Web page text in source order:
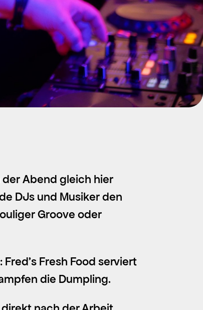
der Abend gleich hier
DJs und Musiker den
Groove oder
Fresh Food serviert
die Dumpling.